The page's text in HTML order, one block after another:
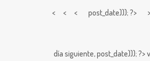
< < < post_date)));
día siguiente,post_date))); ?>